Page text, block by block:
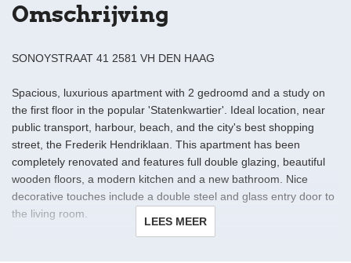
Omschrijving
SONOYSTRAAT 41 2581 VH DEN HAAG
Spacious, luxurious apartment with 2 gedroomd and a study on
the first floor in the popular 'Statenkwartier'. Ideal location, near
public transport, harbour, beach, and the city's best shopping
street, the Frederik Hendriklaan. This apartment has been
completely renovated and features full double glazing, beautiful
wooden floors, a modern kitchen and a new bathroom. Nice
decorative touches include a double steel and glass entry door to
the living room.
LEES MEER